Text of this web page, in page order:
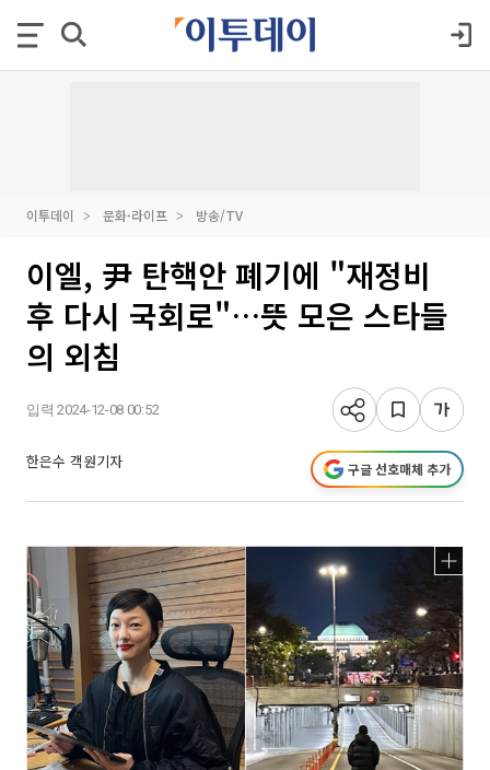
이투데이 문화·라이프 방송/TV
이엘, 尹 탄핵안 폐기에 "재정비
후 다시 국회로"…뜻 모은 스타들
의 외침
입력 2024-12-08 00:52
한은수 객원기자 구글 선호매체 추가